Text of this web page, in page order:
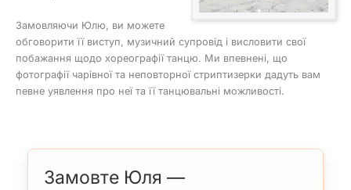
Замовляючи Юлю, ви можете
обговорити її виступ, музичний супровід і висловити свої
побажання щодо хореографії танцю. Ми впевнені, що
фотографії чарівної та неповторної стриптизерки дадуть вам
певне уявлення про неї та її танцювальні можливості.
Замовте Юля —